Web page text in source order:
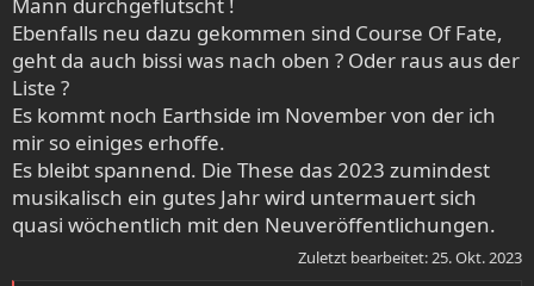
Ebenfalls neu dazu gekommen sind Course Of Fate,
geht da auch bissi was nach oben ? Oder raus aus der
Liste ?
Es kommt noch Earthside im November von der ich
mir so einiges erhoffe.
Es bleibt spannend. Die These das 2023 zumindest
musikalisch ein gutes Jahr wird untermauert sich
quasi wöchentlich mit den Neuveröffentlichungen.
Zuletzt bearbeitet: 25. Okt. 2023